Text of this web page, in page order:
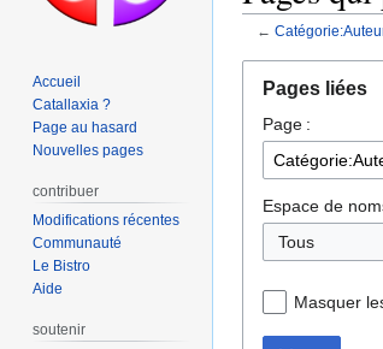
←
navigation
recherche
Pages liées
Page :
Espace de
Tous
Masquer
Accueil
Catallaxia ?
Page au hasard
Nouvelles pages
contribuer
Modifications récentes
Communauté
Le Bistro
Aide
soutenir